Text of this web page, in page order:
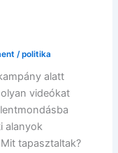
/politika
alatt
videókat
alanyok
tapasztaltak?